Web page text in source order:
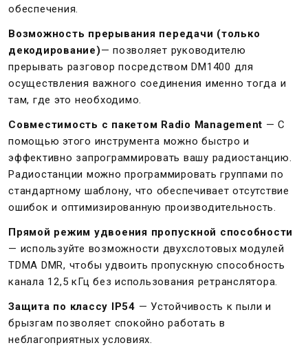
обеспечения.
Возможность прерывания передачи (только
декодирование)— позволяет руководителю
прерывать разговор посредством DM1400 для
осуществления важного соединения именно тогда и
там, где это необходимо.
Совместимость с пакетом Radio Management — С
помощью этого инструмента можно быстро и
эффективно запрограммировать вашу радиостанцию.
Радиостанции можно программировать группами по
стандартному шаблону, что обеспечивает отсутствие
ошибок и оптимизированную производительность.
Прямой режим удвоения пропускной способности
— используйте возможности двухслотовых модулей
TDMA DMR, чтобы удвоить пропускную способность
канала 12,5 кГц без использования ретранслятора.
Защита по классу IP54 — Устойчивость к пыли и
брызгам позволяет спокойно работать в
неблагоприятных условиях.